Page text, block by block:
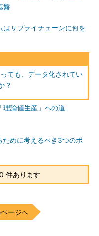
盤
はサプライチェーンに何を
ても、データ化されてい
？
理論値生産」への道
ために考えるべき3つのポ
件あります
ージへ